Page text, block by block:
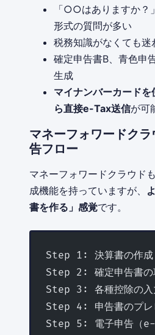
「○○はありますか？
形式の質問が多い
税務知識がなくても迷
確定申告書B、青色申
生成
マイナンバーカード
ら直接e-Tax送信が可
マネーフォワードクラ
告フロー
マネーフォワードクラウド
成機能を持っていますが、
書を作る」感覚です。
Step 1: 決算書の作成
Step 2: 確定申告書の
Step 3: 各種控除の入
Step 4: 申告書のプレ
Step 5: 電子申告（e-